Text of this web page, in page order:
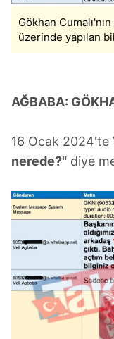
Gökhan
üzerinde yapılan
AĞBABA:
16 Ocak 2024'te
nerede?" diye